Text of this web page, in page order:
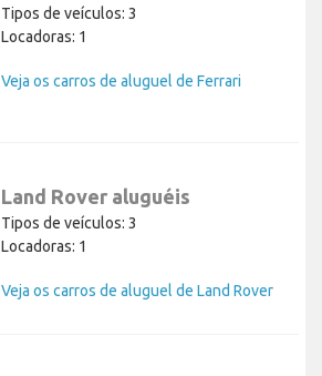
Tipos de veículos: 3
Locadoras: 1
Veja os carros de aluguel de Ferrari
Land Rover aluguéis
Tipos de veículos: 3
Locadoras: 1
Veja os carros de aluguel de Land Rover